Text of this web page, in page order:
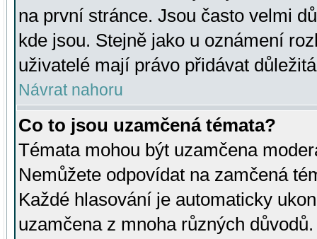
na první stránce. Jsou často velmi
kde jsou. Stejně jako u oznámení
uživatelé mají právo přidávat
Návrat nahoru
Co to jsou uzamčená témata?
Témata mohou být uzamčena
Nemůžete odpovídat na zamčená
Každé hlasování je automaticky
uzamčena z mnoha různých důvodů.